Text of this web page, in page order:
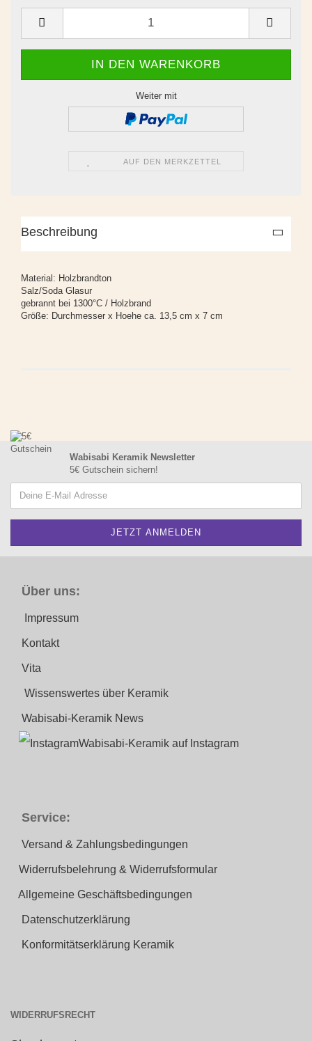
Weiter mit
AUF DEN MERKZETTEL
Beschreibung
Material: Holzbrandton
Salz/Soda Glasur
gebrannt bei 1300°C / Holzbrand
Größe: Durchmesser x Hoehe ca. 13,5 cm x 7 cm
Wabisabi Keramik Newsletter
5€ Gutschein sichern!
Über uns:
Impressum
Kontakt
Vita
Wissenswertes über Keramik
Wabisabi-Keramik News
Wabisabi-Keramik auf Instagram
Service:
Versand & Zahlungsbedingungen
Widerrufsbelehrung & Widerrufsformular
Allgemeine Geschäftsbedingungen
Datenschutzerklärung
Konformitätserklärung Keramik
WIDERRUFSRECHT